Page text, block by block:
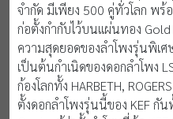
จำกัด มีเพียง 500 คู่ทั่วโลก พร้
ก่อตั้งกำกับไว้บนแผ่นทอง
ความสุดยอดของลำโพงรุ่นพิเ
เป็นต้นกำเนิดของดอกลำโพง
ก้องโลกทั้ง HARBETH,
ตั้งดอกลำโพงรุ่นนี้ของ KEF กั